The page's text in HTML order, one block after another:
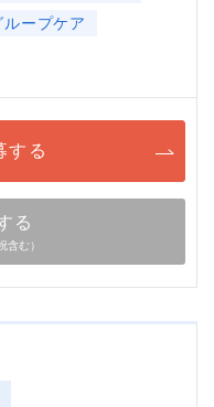
ループケア
する
る
含む）